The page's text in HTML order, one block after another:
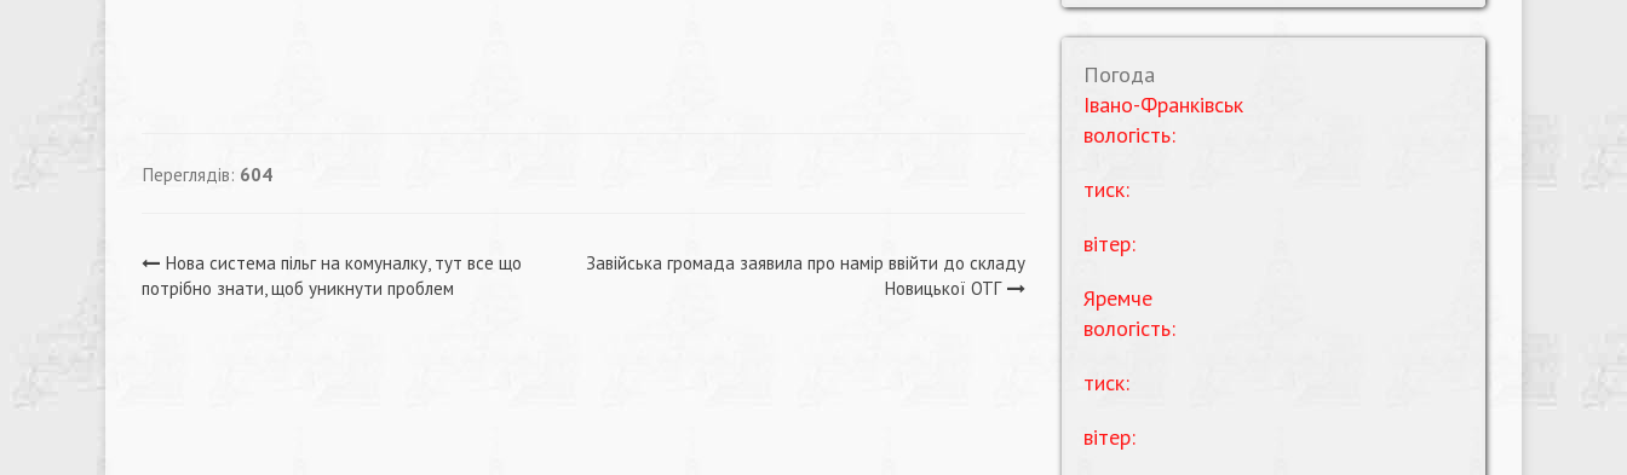
Переглядів: 604
Навігація
Нова система пільг на комуналку, тут все що
потрібно знати, щоб уникнути проблем
Завійська громада заявила про намір ввійти до складу
Новицької ОТГ
Погода
Івано-Франківськ
вологість:
тиск:
вітер:
Яремче
вологість:
тиск:
вітер: